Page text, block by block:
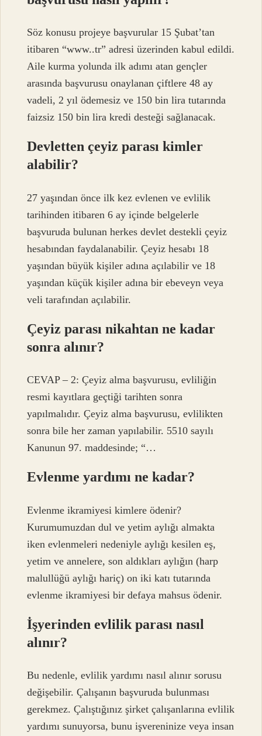
Söz konusu projeye başvurular 15 Şubat’tan
itibaren “www..tr” adresi üzerinden kabul edildi.
Aile kurma yolunda ilk adımı atan gençler
arasında başvurusu onaylanan çiftlere 48 ay
vadeli, 2 yıl ödemesiz ve 150 bin lira tutarında
faizsiz 150 bin lira kredi desteği sağlanacak.
Devletten çeyiz parası kimler
alabilir?
27 yaşından önce ilk kez evlenen ve evlilik
tarihinden itibaren 6 ay içinde belgelerle
başvuruda bulunan herkes devlet destekli çeyiz
hesabından faydalanabilir. Çeyiz hesabı 18
yaşından büyük kişiler adına açılabilir ve 18
yaşından küçük kişiler adına bir ebeveyn veya
veli tarafından açılabilir.
Çeyiz parası nikahtan ne kadar
sonra alınır?
CEVAP – 2: Çeyiz alma başvurusu, evliliğin
resmi kayıtlara geçtiği tarihten sonra
yapılmalıdır. Çeyiz alma başvurusu, evlilikten
sonra bile her zaman yapılabilir. 5510 sayılı
Kanunun 97. maddesinde; “…
Evlenme yardımı ne kadar?
Evlenme ikramiyesi kimlere ödenir?
Kurumumuzdan dul ve yetim aylığı almakta
iken evlenmeleri nedeniyle aylığı kesilen eş,
yetim ve annelere, son aldıkları aylığın (harp
malullüğü aylığı hariç) on iki katı tutarında
evlenme ikramiyesi bir defaya mahsus ödenir.
İşyerinden evlilik parası nasıl
alınır?
Bu nedenle, evlilik yardımı nasıl alınır sorusu
değişebilir. Çalışanın başvuruda bulunması
gerekmez. Çalıştığınız şirket çalışanlarına evlilik
yardımı sunuyorsa, bunu işvereninize veya insan